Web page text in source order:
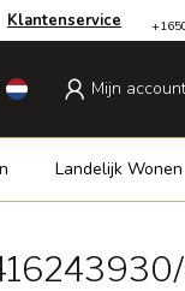
Klantenservice
Mijn account
Landelijk Wonen